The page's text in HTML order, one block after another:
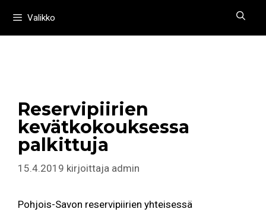
sisältöönValikko
Reservipiirien
kevätkokouksessa
palkittuja
15.4.2019 kirjoittaja admin
Pohjois-Savon reservipiirien yhteisessä